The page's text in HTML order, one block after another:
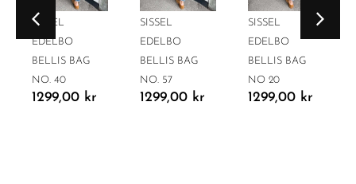
SISSEL
EDELBO
BELLIS BAG
NO. 40
1299,00 kr
SISSEL
EDELBO
BELLIS BAG
NO. 57
1299,00 kr
SISSEL
EDELBO
BELLIS BAG
NO 20
1299,00 kr